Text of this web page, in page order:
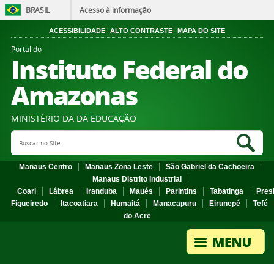
BRASIL Acesso à informação
ACESSIBILIDADE ALTO CONTRASTE MAPA DO SITE
Portal do
Instituto Federal do
Amazonas
MINISTÉRIO DA DA EDUCAÇÃO
Search Site
Manaus Centro Manaus Zona Leste
São Gabriel da Cachoeira
Manaus Distrito Industrial
Coari
Lábrea Iranduba Maués Parintins Tabatinga
Figueiredo
Itacoatiara Humaitá Manacapuru Eirunepé
Tefé
do Acre